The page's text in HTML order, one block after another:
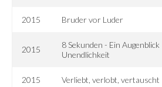
2015 Bruder vor Luder
2015
8 Sekunden - Ein Augenblick
Unendlichkeit
2015 Verliebt, verlobt, vertauscht